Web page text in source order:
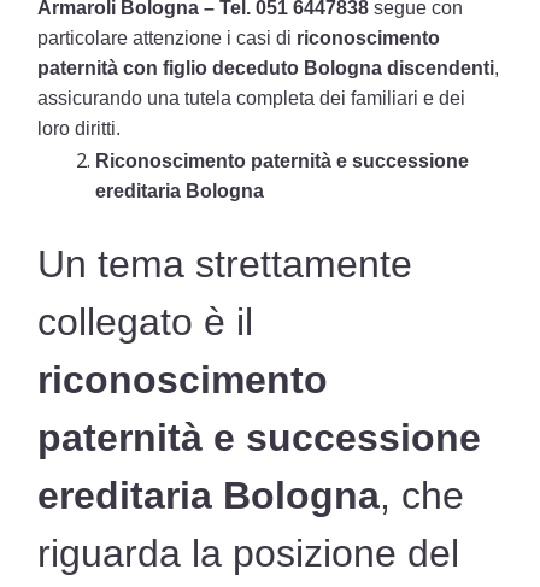
Armaroli Bologna – Tel. 051 6447838 segue con
particolare attenzione i casi di riconoscimento
paternità con figlio deceduto Bologna discendenti,
assicurando una tutela completa dei familiari e dei
loro diritti.
Riconoscimento paternità e successione
ereditaria Bologna
Un tema strettamente
collegato è il
riconoscimento
paternità e successione
ereditaria Bologna, che
riguarda la posizione del